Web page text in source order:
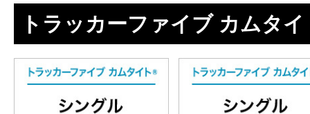
トラッカーファイブ カムタ